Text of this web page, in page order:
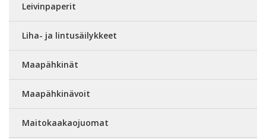
Leivinpaperit
Liha- ja lintusäilykkeet
Maapähkinät
Maapähkinävoit
Maitokaakaojuomat